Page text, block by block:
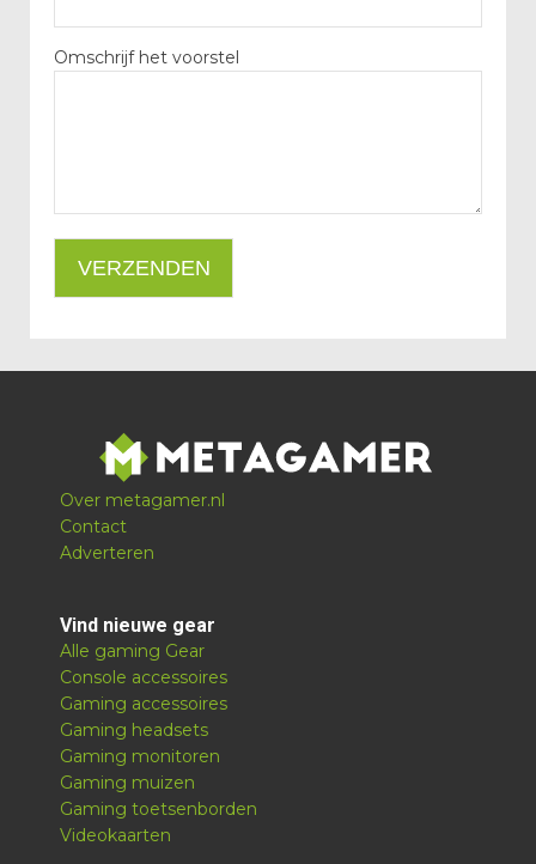
Omschrijf het voorstel
Over metagamer.nl
Contact
Adverteren
Vind nieuwe gear
Alle gaming Gear
Console accessoires
Gaming accessoires
Gaming headsets
Gaming monitoren
Gaming muizen
Gaming toetsenborden
Videokaarten